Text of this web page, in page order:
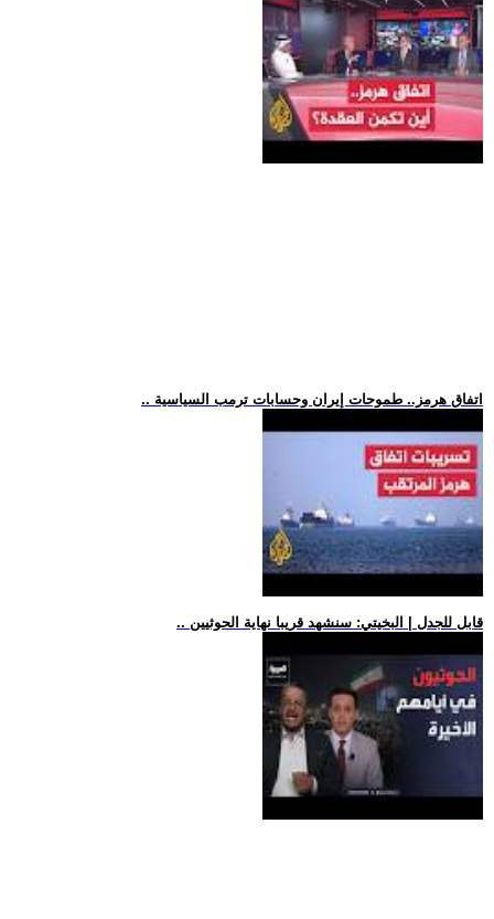
.. اتفاق هرمز.. طموحات إيران وحسابات ترمب السياسية
.. قابل للجدل | البخيتي: سنشهد قريبا نهاية الحوثيين